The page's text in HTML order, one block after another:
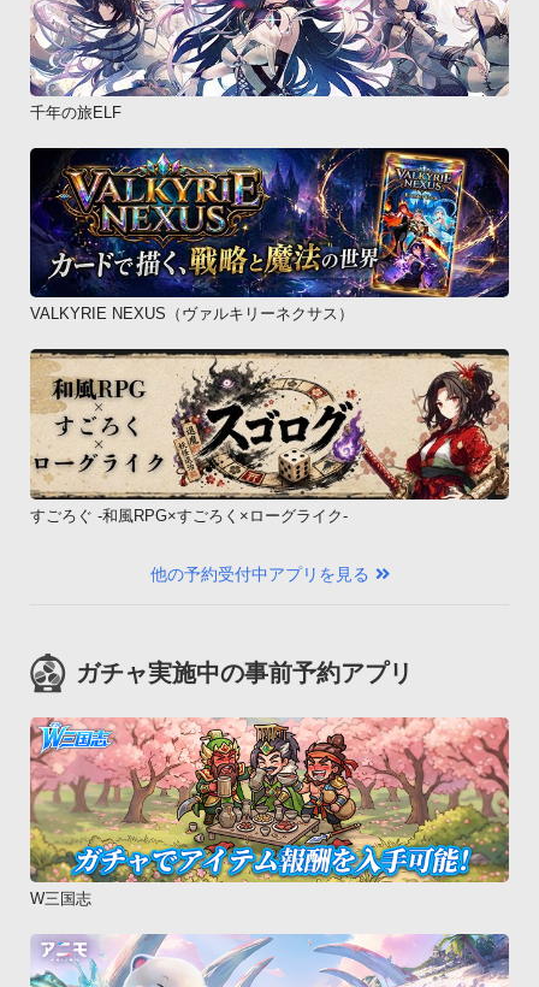
-----
◯動作確認端末
【docomo】
AQUOS PHONE SH-01D、AQUOS Phone 3D SH-12C、
AQUOS PHONE slider SH-02D、 ARROWS Kiss F-03D、
ARROWS Tab LTE F-01D、ARROWS X LTE F-05D、F-12C、
GALAXY NEXUS SC-04D、Garaxy S SC-02B、GALAXY S2
SC-02C、GALAXY S2 LTE SC-03D、Garaxy Tab SC-01C、
GALAXY Tab 10.1 LTE SC-01D、GALAXY Tab 7.0 Plus SC-
02D、LUMIX Phone P-02D、LYNX 3D SH-03C、MEDIAS N-
BRIGHT L-07C、Optimus chat L-04C、P-07C、P-01D、
REGZA Phone T-01C、REGZA Phone T-01D、Xperia SO-
01B、Xperia acro SO-02C、Xperia arc SO-01C、Xperia PLAY
SO-01D、Xperia Ray SO-03C【au】
AQUOS PHONE IS11SH、AQUOS PHONE IS12SH、AQUOS
PHONE IS13SH、AQUOS PHONE IS14SH、AQUOS PHONE
FJL21、ARROWS ES IS12F、ARROWS Z ISW11F、
IS11CA、G&#39;zOne TYPE-L CAL21、HTC EVO WiMAX
butterfly HTL21、INFOBAR A01、INFOBAR C01、IS03、
IS05、IS06、MEDIAS BR IS11N、MIRACH IS11PT、
MOTOROLA PHOTON ISW11M、Motorola Xoom MZ604、
Optimus G LGL21、Optimus X IS11LG、REGZA Phone
IS04、REGZA Phone IS11T、URBANO PROGRESSO、VEGA
PTL21、Xperia acro IS11S、Xperia acro HD
AQUOS PHONE THE HYBRID 007SH、GALAPAGOS 005SH、
HTC Desire X06HT、Libero 003Z※動作確認済み端末以外の動
千年の旅ELF
VALKYRIE NEXUS（ヴァルキリーネクサス）
すごろぐ -和風RPG×すごろく×ローグライク-
他の予約受付中アプリを見る
ガチャ実施中の事前予約アプリ
W三国志